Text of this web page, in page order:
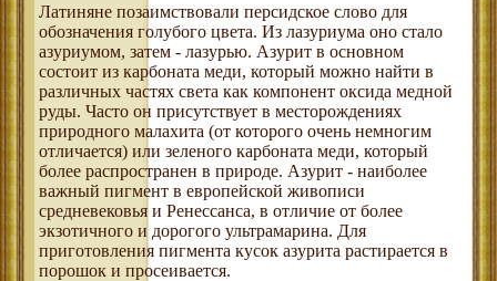
Латиняне позаимствовали персидское слово для
обозначения голубого цвета. Из лазуриума оно стало
азуриумом, затем - лазурью. Азурит в основном
состоит из карбоната меди, который можно найти в
различных частях света как компонент оксида медной
руды. Часто он присутствует в месторождениях
природного малахита (от которого очень немногим
отличается) или зеленого карбоната меди, который
более распространен в природе. Азурит - наиболее
важный пигмент в европейской живописи
средневековья и Ренессанса, в отличие от более
экзотичного и дорогого ультрамарина. Для
приготовления пигмента кусок азурита растирается в
порошок и просеивается.